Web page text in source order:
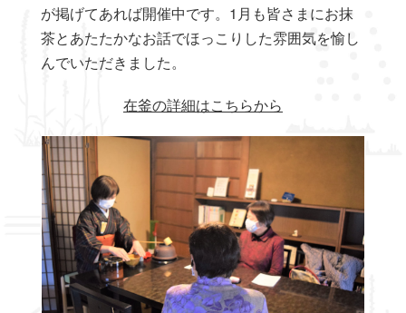
が掲げてあれば開催中です。1月も皆さまにお抹
茶とあたたかなお話でほっこりした雰囲気を愉し
んでいただきました。
在釜の詳細はこちらから